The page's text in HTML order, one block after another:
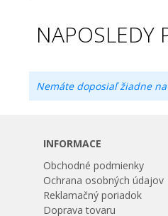
NAPOSLEDY
Nemáte doposiaľ žiadne
INFORMACE
Obchodné podmienky
Ochrana osobných údajov
Reklamačný poriadok
Doprava tovaru